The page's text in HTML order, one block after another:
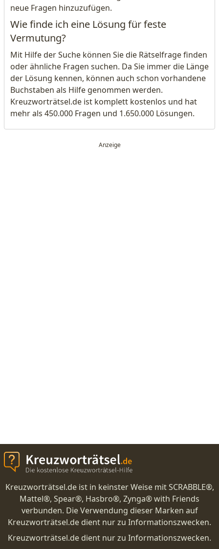
neue Fragen hinzuzufügen.
Wie finde ich eine Lösung für feste
Vermutung?
Mit Hilfe der Suche können Sie die Rätselfrage finden
oder ähnliche Fragen suchen. Da Sie immer die Länge
der Lösung kennen, können auch schon vorhandene
Buchstaben als Hilfe genommen werden.
Kreuzworträtsel.de ist komplett kostenlos und hat
mehr als 450.000 Fragen und 1.650.000 Lösungen.
Kreuzworträtsel.de ist in keinster Weise mit SCRABBLE®,
Mattel®, Spear®, Hasbro®, Zynga® with Friends
verbunden. Die Verwendung dieser Marken auf
Kreuzworträtsel.de dient nur zu Informationszwecken.
Kreuzworträtsel.de dient nur zu Informationszwecken.